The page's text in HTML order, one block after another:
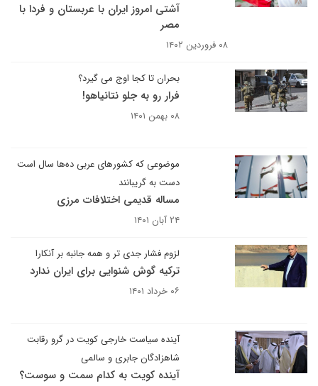
آشتی امروز ایران با عربستان و فردا با
مصر
۰۸ فروردین ۱۴۰۲
بحران تا کجا اوج می گیرد؟
فرار رو به جلو نتانیاهو!
۰۸ بهمن ۱۴۰۱
موضوعی که کشورهای عربی ده‌ها سال است
دست به گریبانند
مساله قدیمی اختلافات مرزی
۲۴ آبان ۱۴۰۱
لزوم فشار جدی تر و همه جانبه بر آنکارا
ترکیه گوش شنوایی برای ایران ندارد
۰۶ خرداد ۱۴۰۱
آینده سیاست خارجی کویت در گرو رقابت
شاهزادگان جابری و سالمی
آینده کویت به کدام سمت و سوست؟